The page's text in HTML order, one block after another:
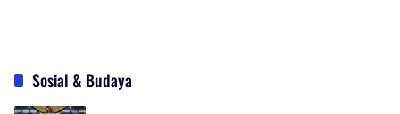
Sosial & Budaya